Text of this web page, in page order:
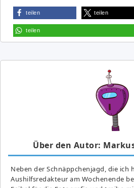
teilen teilen
teilen
Über den Autor:
Neben der Schnäppchenjagd, die ich
Aushilfsredakteur am Wochenende